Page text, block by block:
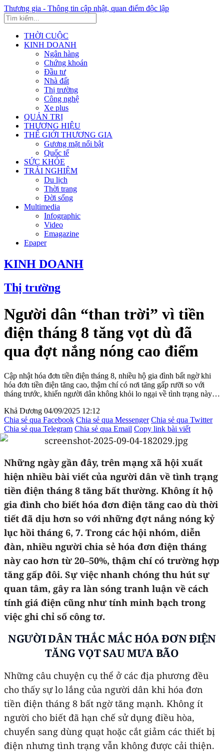
Thương gia - Thông tin cập nhật, quan điểm độc lập
THỜI CUỘC
KINH DOANH
Ngân hàng
Chứng khoán
Đầu tư
Nhà đất
Thị trường
Công nghệ
Xe plus
QUẢN TRỊ
THƯƠNG HIỆU
THẾ GIỚI THƯƠNG GIA
Gương mặt nổi bật
Quốc tế
SỨC KHỎE
TRẢI NGHIỆM
Du lịch
Thời trang
Đời sống
Multimedia
Infographic
Video
Emagazine
Epaper
KINH DOANH
Thị trường
Người dân “than trời” vì tiền
điện tháng 8 tăng vọt dù đã
qua đợt nắng nóng cao điểm
Cập nhật hóa đơn tiền điện tháng 8, nhiều hộ gia đình bất ngờ khi
hóa đơn tiền điện tăng cao, thậm chí có nơi tăng gấp rưỡi so với
tháng trước, khiến người dân không khỏi lo ngại về tình trạng này…
Khả Dương 04/09/2025 12:12
Chia sẻ qua Facebook Chia sẻ qua Messenger Chia sẻ qua Twitter
Chia sẻ qua Telegram Chia sẻ qua Email Copy link bài viết
Những ngày gần đây, trên mạng xã hội xuất
hiện nhiều bài viết của người dân về tình trạng
tiền điện tháng 8 tăng bất thường. Không ít hộ
gia đình cho biết hóa đơn điện tăng cao dù thời
tiết đã dịu hơn so với những đợt nắng nóng kỷ
lục hồi tháng 6, 7. Trong các hội nhóm, diễn
đàn, nhiều người chia sẻ hóa đơn điện tháng
này cao hơn từ 20–50%, thậm chí có trường hợp
tăng gấp đôi. Sự việc nhanh chóng thu hút sự
quan tâm, gây ra làn sóng tranh luận về cách
tính giá điện cũng như tính minh bạch trong
việc ghi chỉ số công tơ.
NGƯỜI DÂN THẮC MẮC HÓA ĐƠN ĐIỆN
TĂNG VỌT SAU MƯA BÃO
Những câu chuyện cụ thể ở các địa phương đều
cho thấy sự lo lắng của người dân khi hóa đơn
tiền điện tháng 8 bất ngờ tăng mạnh. Không ít
người cho biết đã hạn chế sử dụng điều hòa,
chuyển sang dùng quạt hoặc cắt giảm các thiết bị
điện nhưng tình trạng vẫn không được cải thiện.